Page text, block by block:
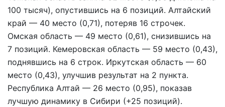
100 тысяч), опустившись на 6 позиций. Алтайский
край — 40 место (0,71), потеряв 16 строчек.
Омская область — 49 место (0,61), снизившись на
7 позиций. Кемеровская область — 59 место (0,43),
поднявшись на 6 строк. Иркутская область — 60
место (0,43), улучшив результат на 2 пункта.
Республика Алтай — 26 место (0,95), показав
лучшую динамику в Сибири (+25 позиций).